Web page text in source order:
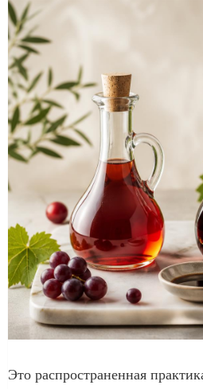
Это распространенная